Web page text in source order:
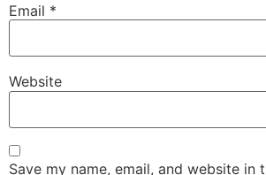
Email *
Website
Save my name, email, and website in